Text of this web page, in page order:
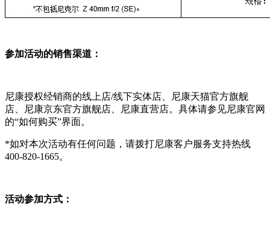
参加活动的销售渠道：
尼康授权经销商的线上店/线下实体店、尼康天猫官方旗舰
店、尼康京东官方旗舰店、尼康直营店。具体请参见尼康官网
的“如何购买”界面。
*如对本次活动有任何问题，请拨打尼康客户服务支持热线
400-820-1665。
活动参加方式：